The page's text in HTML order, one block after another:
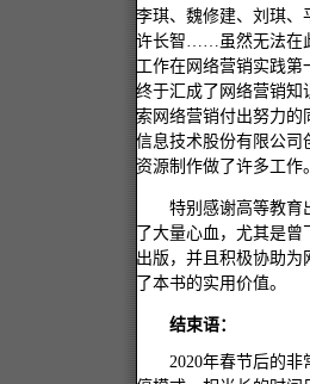
李琪、魏修建、刘琪
许长智……虽然无法在
工作在网络营销实践
终于汇成了网络营销
索网络营销付出努力
信息技术股份有限公
资源制作做了许多工作。
特别 感谢高等教育
了大量心血 ， 尤其是曾
出版，并且积极协助
了本书的实用价值。
结束语：
2020年春节后的非